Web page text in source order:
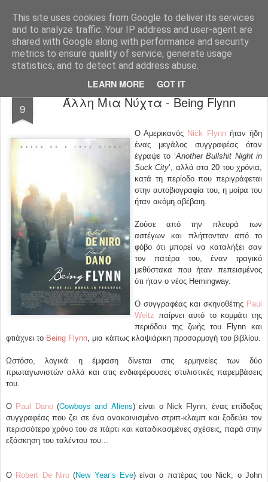
This site uses cookies from Google to deliver its services
and to analyze traffic. Your IP address and user-agent are
shared with Google along with performance and security
metrics to ensure quality of service, generate usage
statistics, and to detect and address abuse.
LEARN MORE GOT IT
FilmBoy
9 Άλλη Μια Νύχτα - Being Flynn
Ο Αμερικανός Nick Flynnήταν ήδη
ένας μεγάλος συγγραφέας όταν
έγραψε το ‘Another Bullshit Night in
Suck City’, αλλά στα 20 του χρόνια,
κατά τη περίοδο που περιγράφεται
στην αυτοβιογραφία του, η μοίρα του
ήταν ακόμη αβέβαιη.
Ζούσε από την πλευρά των
αστέγων και πλήττονταν από το
φόβο ότι μπορεί να καταλήξει σαν
τον πατέρα του, έναν τραγικό
μεθύστακα που ήταν πεπεισμένος
ότι ήταν ο νέος Hemingway.
Ο συγγραφέας και σκηνοθέτης Paul
Weitz παίρνει αυτό το κομμάτι της
περιόδου της ζωής του Flynn και
φτιάχνει το Being Flynn, μια κάπως κλαψιάρικη προσαρμογή του βιβλίου.
Ωστόσο, λογικά η έμφαση δίνεται στις ερμηνείες των δύο
πρωταγωνιστών αλλά και στις ενδιαφέρουσες στυλιστικές παρεμβάσεις
του.
Ο Paul Dano(Cowboys and Aliens) είναι ο Nick Flynn, ένας επίδοξος
συγγραφέας που ζει σε ένα ανακαινισμένο στριπ-κλαμπ και ξοδεύει τον
περισσότερο χρόνο του σε πάρτι και καταδικασμένες σχέσεις, παρά στην
εξάσκηση του ταλέντου του...
Ο Robert De Niro(New Year’s Eve) είναι ο πατέρας του Nick, ο John